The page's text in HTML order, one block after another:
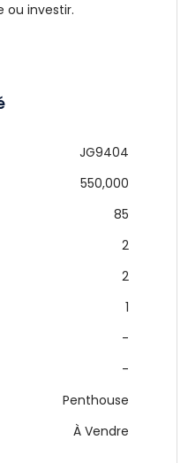
ou investir.
JG9404
550,000
85
2
2
1
-
-
Penthouse
À Vendre